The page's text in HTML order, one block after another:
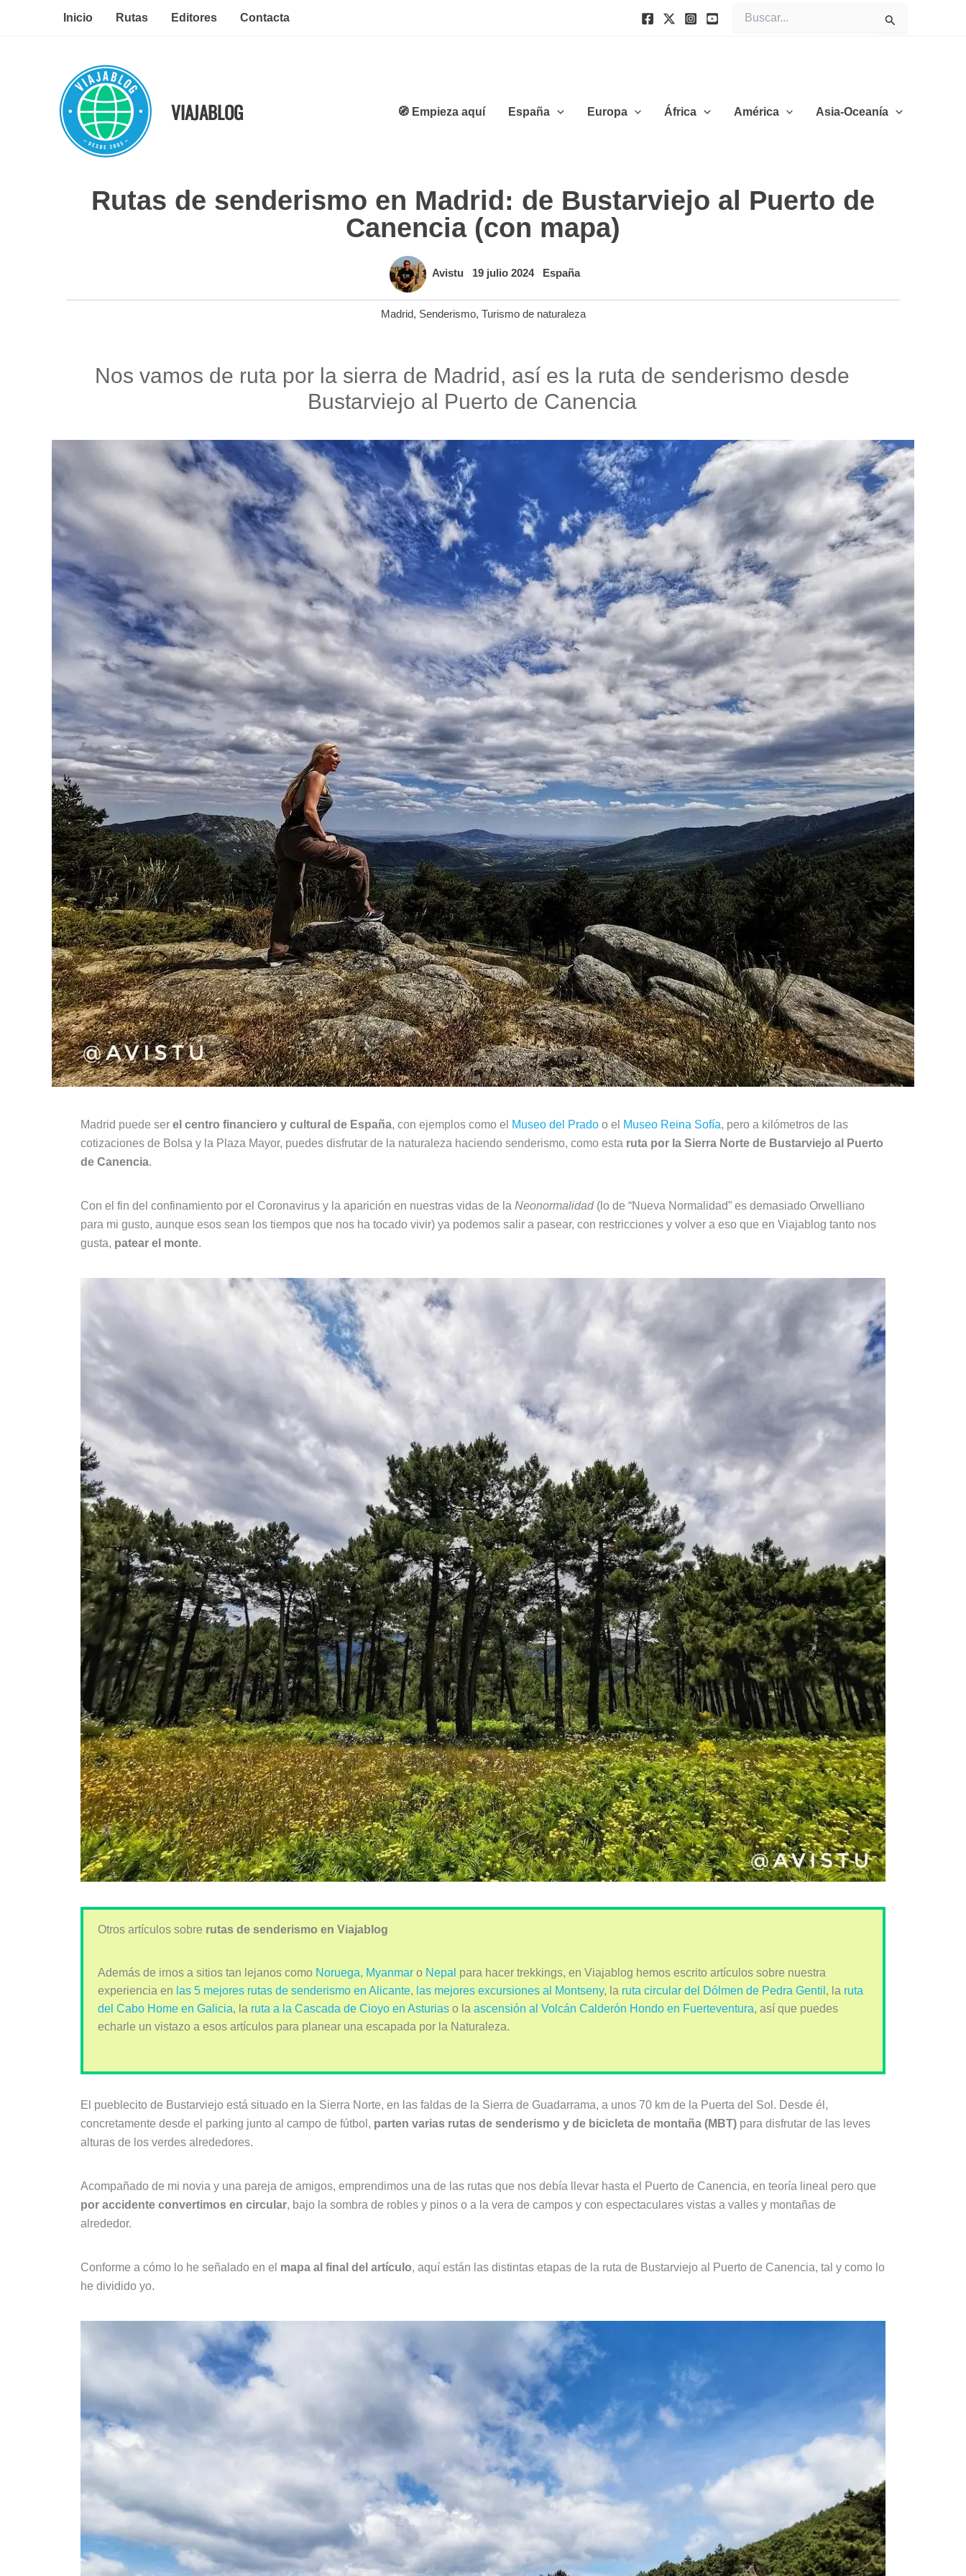
Inicio Rutas Editores Contacta
por:
VIAJABLOG 🧭 Empieza aquí España Europa África América Asia-Oceanía
Rutas de senderismo en Madrid: de Bustarviejo al Puerto de
Canencia (con mapa)
Avistu 19 julio 2024 España
Madrid, Senderismo, Turismo de naturaleza
Nos vamos de ruta por la sierra de Madrid, así es la ruta de senderismo desde
Bustarviejo al Puerto de Canencia
Madrid puede ser el centro financiero y cultural de España, con ejemplos como el Museo del Prado o el Museo Reina Sofía, pero a kilómetros de las
cotizaciones de Bolsa y la Plaza Mayor, puedes disfrutar de la naturaleza haciendo senderismo, como esta ruta por la Sierra Norte de Bustarviejo al Puerto
de Canencia.
Con el fin del confinamiento por el Coronavirus y la aparición en nuestras vidas de la Neonormalidad(lo de “Nueva Normalidad” es demasiado Orwelliano
para mi gusto, aunque esos sean los tiempos que nos ha tocado vivir) ya podemos salir a pasear, con restricciones y volver a eso que en Viajablog tanto nos
gusta, patear el monte.
Otros artículos sobre rutas de senderismo en Viajablog
Además de irnos a sitios tan lejanos como Noruega, Myanmar o Nepal para hacer trekkings, en Viajablog hemos escrito artículos sobre nuestra
experiencia en las 5 mejores rutas de senderismo en Alicante, las mejores excursiones al Montseny, la ruta circular del Dólmen de Pedra Gentil , la ruta
del Cabo Home en Galicia, la ruta a la Cascada de Cioyo en Asturias o la ascensión al Volcán Calderón Hondo en Fuerteventura, así que puedes
echarle un vistazo a esos artículos para planear una escapada por la Naturaleza.
El pueblecito de Bustarviejo está situado en la Sierra Norte, en las faldas de la Sierra de Guadarrama, a unos 70 km de la Puerta del Sol. Desde él,
concretamente desde el parking junto al campo de fútbol, parten varias rutas de senderismo y de bicicleta de montaña (MBT) para disfrutar de las leves
alturas de los verdes alrededores.
Acompañado de mi novia y una pareja de amigos, emprendimos una de las rutas que nos debía llevar hasta el Puerto de Canencia, en teoría lineal pero que
por accidente convertimos en circular, bajo la sombra de robles y pinos o a la vera de campos y con espectaculares vistas a valles y montañas de
alrededor.
Conforme a cómo lo he señalado en el mapa al final del artículo, aquí están las distintas etapas de la ruta de Bustarviejo al Puerto de Canencia, tal y como lo
he dividido yo.